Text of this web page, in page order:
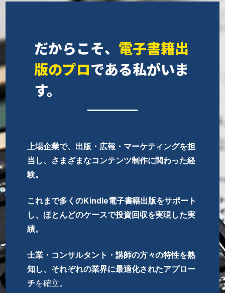
だからこそ、 電子書籍出
版のプロである私がいま
す。
上場企業で、出版・広報・マーケティングを担
当し、さまざまなコンテンツ制作に関わった経
験。
これまで多くのKindle電子書籍出版をサポート
し、ほとんどのケースで投資回収を実現した実
績。
士業・コンサルタント・講師の方々の特性を熟
知し、それぞれの業界に最適化されたアプロー
チを確立。